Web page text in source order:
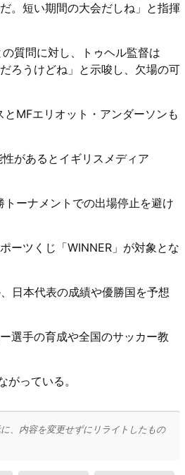
。短い期間の大会だしね」と指揮
質問に対し、トゥヘル監督は
ろうけどね」と示唆し、欠場の可
MFエリオット・アンダーソンも
があるとイギリスメディア
ーナメントでの出場停止を避け
ーツくじ「WINNER」が対象とな
日本代表の成績や優勝国を予想
選手の育成や全国のサッカー教
っている。
、内容を変更せずにリライトしたもの